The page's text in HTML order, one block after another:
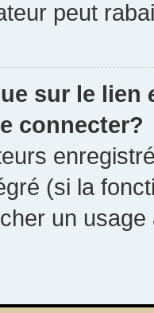
peut
sur le lien
connecter?
(si la
un